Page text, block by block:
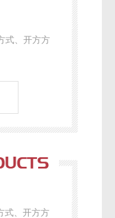
式、开方方
式、开方方